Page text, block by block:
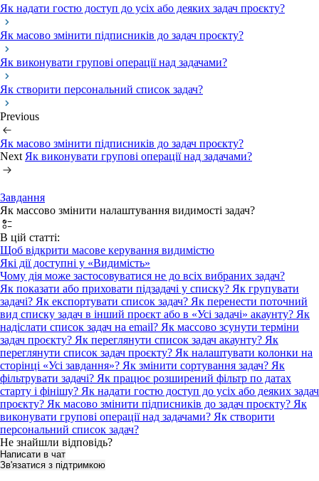
Як надати гостю доступ до усіх або деяких задач проєкту?
Як масово змінити підписників до задач проєкту?
Як виконувати групові операції над задачами?
Як створити персональний список задач?
Previous
Як масово змінити підписників до задач проєкту?
Next Як виконувати групові операції над задачами?
Завдання
Як массово змінити налаштування видимості задач?
В цій статті:
Щоб відкрити масове керування видимістю
Які дії доступні у «Видимість»
Чому дія може застосовуватися не до всіх вибраних задач?
Як показати або приховати підзадачі у списку? Як групувати
задачі? Як експортувати список задач? Як перенести поточний
вид списку задач в інший проєкт або в «Усі задачі» акаунту? Як
надіслати список задач на email? Як массово зсунути терміни
задач проєкту? Як переглянути список задач акаунту? Як
переглянути список задач проєкту? Як налаштувати колонки на
сторінці «Усі завдання»? Як змінити сортування задач? Як
фільтрувати задачі? Як працює розширений фільтр по датах
старту і фінішу? Як надати гостю доступ до усіх або деяких задач
проєкту? Як масово змінити підписників до задач проєкту? Як
виконувати групові операції над задачами? Як створити
персональний список задач?
Не знайшли відповідь?
Написати в чат
Зв'язатися з підтримкою